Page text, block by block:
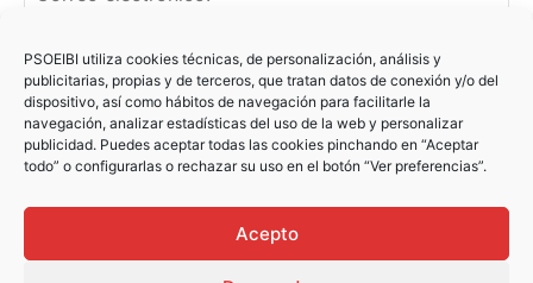
PSOEIBI utiliza cookies técnicas, de personalización, análisis y
publicitarias, propias y de terceros, que tratan datos de conexión y/o del
dispositivo, así como hábitos de navegación para facilitarle la
navegación, analizar estadísticas del uso de la web y personalizar
publicidad. Puedes aceptar todas las cookies pinchando en “Aceptar
todo” o configurarlas o rechazar su uso en el botón “Ver preferencias”.
Acepto
Recibir un correo electrónico con los siguientes comentarios
a esta entrada.
Recibir un correo electrónico con cada nueva entrada.